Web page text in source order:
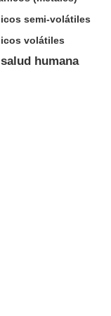
semi-volátiles
volátiles
humana